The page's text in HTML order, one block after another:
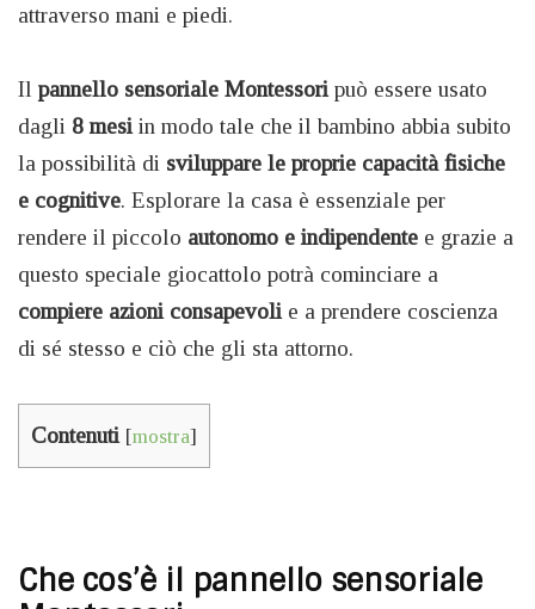
attraverso mani e piedi.
Il pannello sensoriale Montessori può essere usato
dagli 8 mesi in modo tale che il bambino abbia subito
la possibilità di sviluppare le proprie capacità fisiche
e cognitive. Esplorare la casa è essenziale per
rendere il piccolo autonomo e indipendente e grazie a
questo speciale giocattolo potrà cominciare a
compiere azioni consapevoli e a prendere coscienza
di sé stesso e ciò che gli sta attorno.
Contenuti [mostra]
Che cos’è il pannello sensoriale